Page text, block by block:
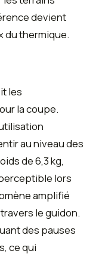
devient
du thermique.
les
la coupe.
au niveau des
de 6,3 kg,
lors
amplifié
le guidon.
des pauses
ce qui